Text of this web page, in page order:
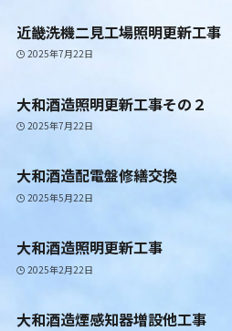
近畿洗機二見工場照明更新工事
2025年7月22日
大和酒造照明更新工事その２
2025年7月22日
大和酒造配電盤修繕交換
2025年5月22日
大和酒造照明更新工事
2025年2月22日
大和酒造煙感知器増設他工事